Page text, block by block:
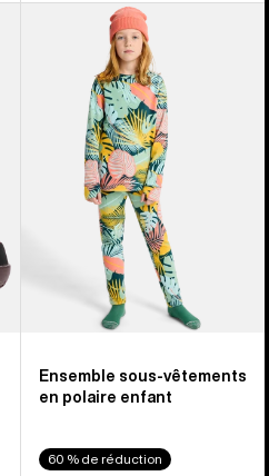
Ensemble
vêtements
Ensemble sous-vêtements
en polaire enfant
60 % de réduction